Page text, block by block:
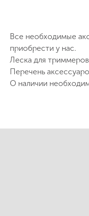
Все необходимые
приобрести у нас.
Леска для
Перечень
О наличии